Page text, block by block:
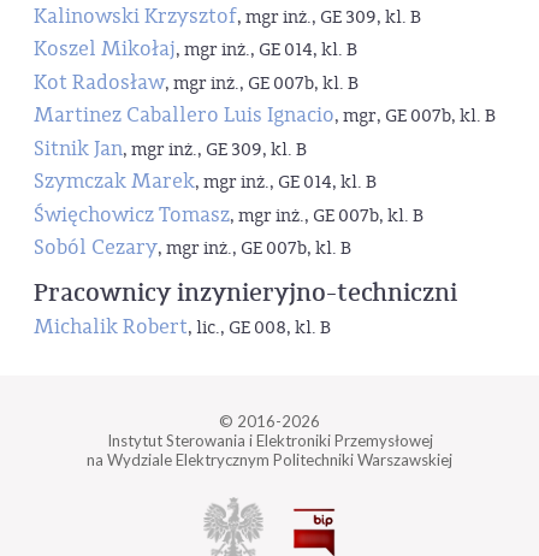
Kalinowski Krzysztof, mgr inż., GE 309, kl. B
Koszel Mikołaj, mgr inż., GE 014, kl. B
Kot Radosław, mgr inż., GE 007b, kl. B
Martinez Caballero Luis Ignacio, mgr, GE 007b, kl. B
Sitnik Jan, mgr inż., GE 309, kl. B
Szymczak Marek, mgr inż., GE 014, kl. B
Święchowicz Tomasz, mgr inż., GE 007b, kl. B
Soból Cezary, mgr inż., GE 007b, kl. B
Pracownicy inzynieryjno-techniczni
Michalik Robert, lic., GE 008, kl. B
© 2016-2026
Instytut Sterowania i Elektroniki Przemysłowej
na Wydziale Elektrycznym Politechniki Warszawskiej